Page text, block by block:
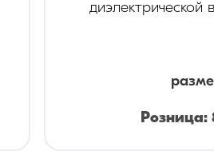
диэлектрической
Розница: